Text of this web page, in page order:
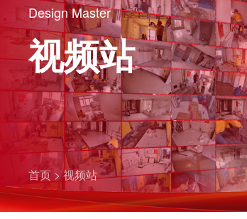
Design Master
视频站
首页 >视频站